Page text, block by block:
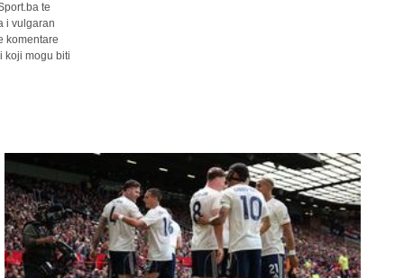
te
i vulgaran
komentare
koji mogu biti